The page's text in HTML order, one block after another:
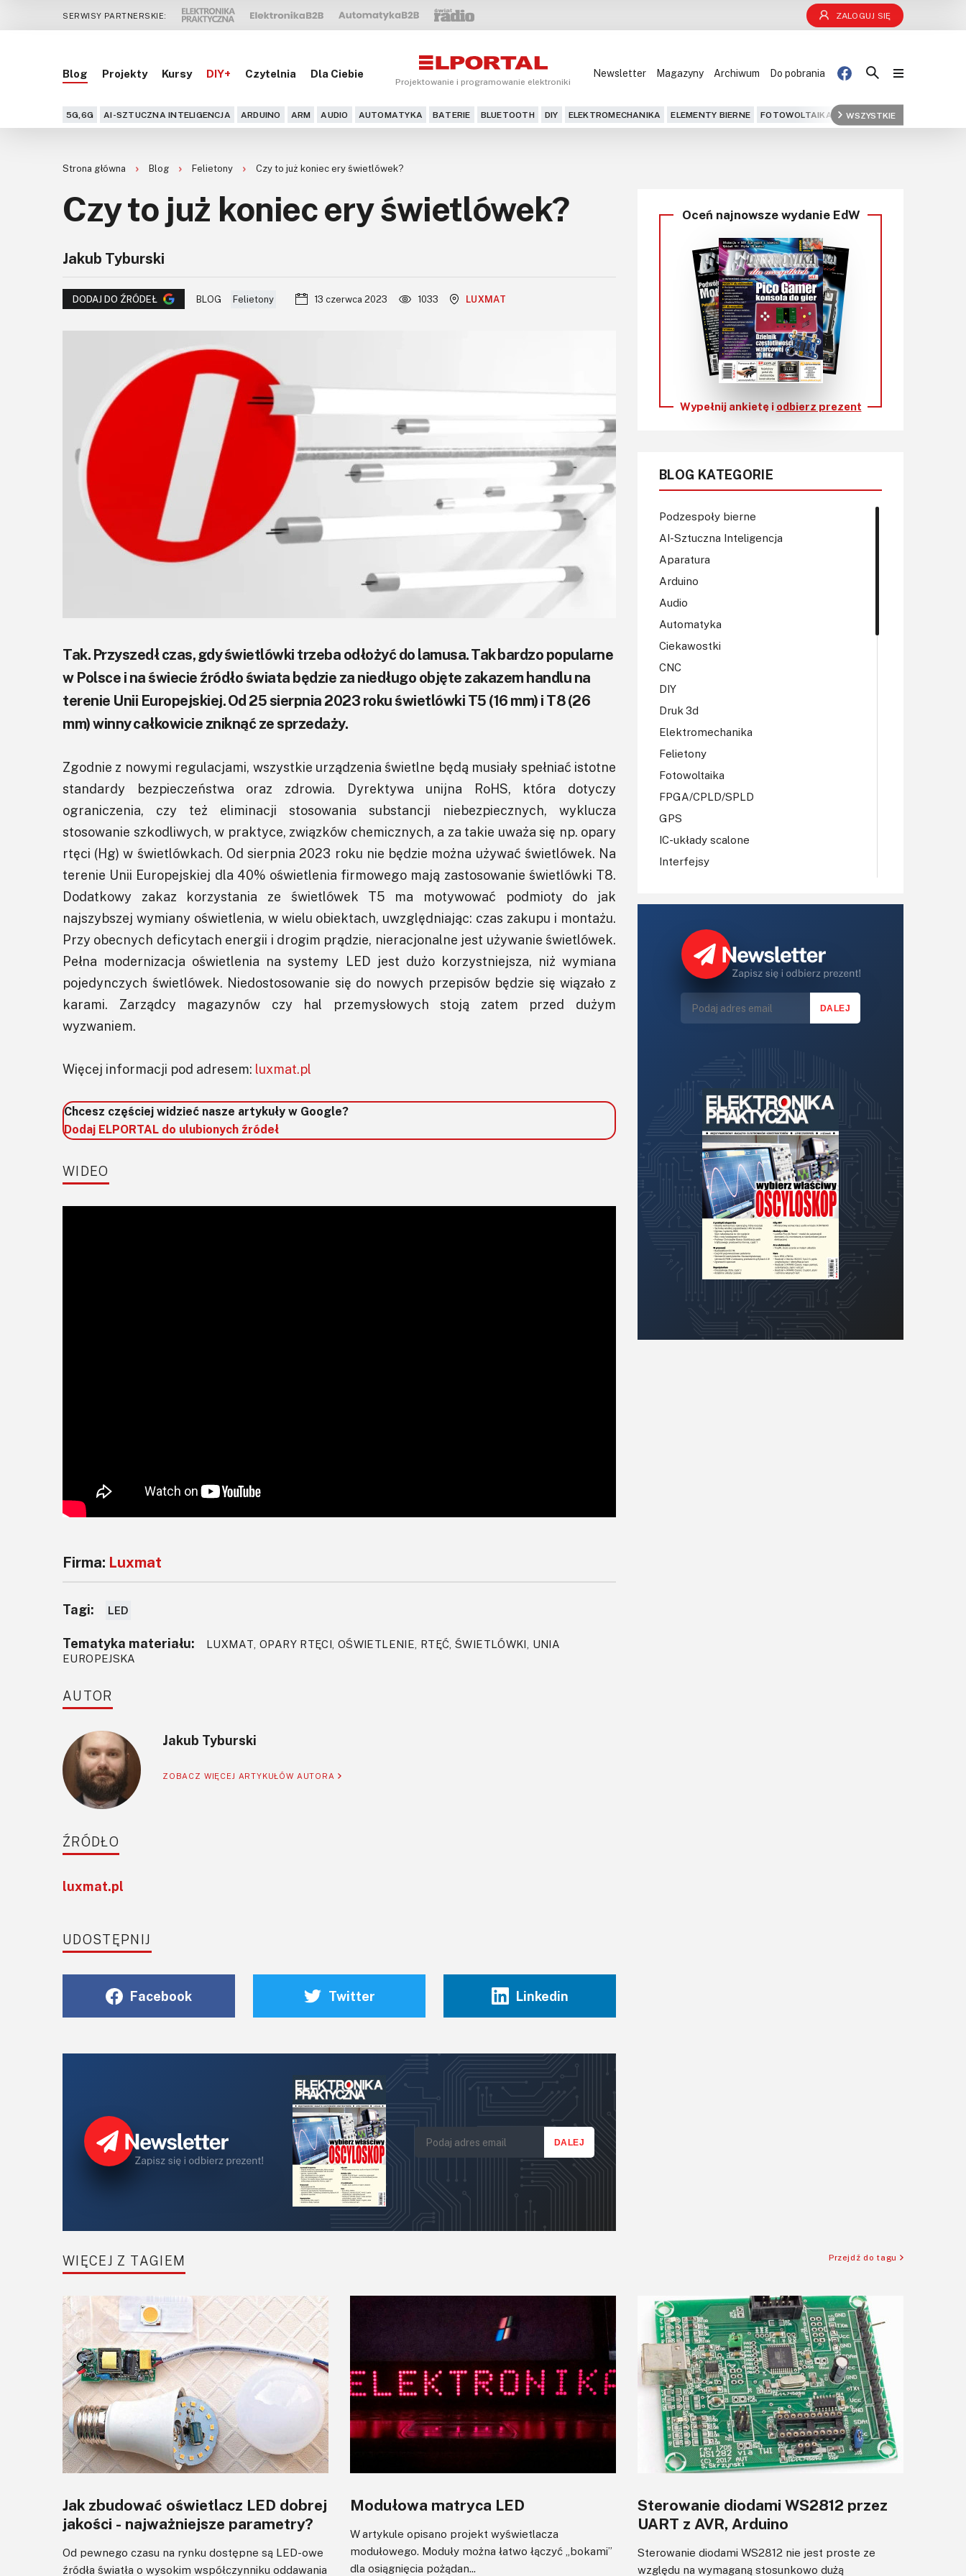
SERWISY PARTNERSKIE: ZALOGUJ SIĘ
Blog Projekty Kursy DIY+ Czytelnia Dla Ciebie
Projektowanie i programowanie elektroniki
Newsletter Magazyny Archiwum Do pobrania
5G,6G AI-SZTUCZNA INTELIGENCJA ARDUINO ARM AUDIO AUTOMATYKA BATERIE BLUETOOTH DIY ELEKTROMECHANIKA ELEMENTY BIERNE FOTOWOLTAIKA FPGA GPS
WSZYSTKIE
Blog
DIY+
Czytelnia
Dla Ciebie
KITy AVT
Kontakt
Do pobrania
Strona główna Blog Felietony Czy to już koniec ery świetlówek?
Czy to już koniec ery świetlówek?
Jakub Tyburski
DODAJ DO ŹRÓDEŁ BLOG Felietony 13 czerwca 2023 1033 LUXMAT
Tak. Przyszedł czas, gdy świetlówki trzeba odłożyć do lamusa. Tak bardzo popularne
w Polsce i na świecie źródło świata będzie za niedługo objęte zakazem handlu na
terenie Unii Europejskiej. Od 25 sierpnia 2023 roku świetlówki T5 (16 mm) i T8 (26
mm) winny całkowicie zniknąć ze sprzedaży.
Zgodnie z nowymi regulacjami, wszystkie urządzenia świetlne będą musiały spełniać istotne
standardy bezpieczeństwa oraz zdrowia. Dyrektywa unijna RoHS, która dotyczy
ograniczenia, czy też eliminacji stosowania substancji niebezpiecznych, wyklucza
stosowanie szkodliwych, w praktyce, związków chemicznych, a za takie uważa się np. opary
rtęci (Hg) w świetlówkach. Od sierpnia 2023 roku nie będzie można używać świetlówek. Na
terenie Unii Europejskiej dla 40% oświetlenia firmowego mają zastosowanie świetlówki T8.
Dodatkowy zakaz korzystania ze świetlówek T5 ma motywować podmioty do jak
najszybszej wymiany oświetlenia, w wielu obiektach, uwzględniając: czas zakupu i montażu.
Przy obecnych deficytach energii i drogim prądzie, nieracjonalne jest używanie świetlówek.
Pełna modernizacja oświetlenia na systemy LED jest dużo korzystniejsza, niż wymiana
pojedynczych świetlówek. Niedostosowanie się do nowych przepisów będzie się wiązało z
karami. Zarządcy magazynów czy hal przemysłowych stoją zatem przed dużym
wyzwaniem.
Więcej informacji pod adresem: luxmat.pl
Chcesz częściej widzieć nasze artykuły w Google?
Dodaj ELPORTAL do ulubionych źródeł
WIDEO
Firma: Luxmat
Tagi: LED
Tematyka materiału:
LUXMAT, OPARY RTĘCI, OŚWIETLENIE, RTĘĆ, ŚWIETLÓWKI, UNIA
EUROPEJSKA
AUTOR
Jakub Tyburski
ZOBACZ WIĘCEJ ARTYKUŁÓW AUTORA
ŹRÓDŁO
luxmat.pl
UDOSTĘPNIJ
Facebook Twitter Linkedin
Oceń najnowsze wydanie EdW
Wypełnij ankietę i odbierz prezent
BLOG KATEGORIE
Podzespoły bierne
AI-Sztuczna Inteligencja
Aparatura
Arduino
Audio
Automatyka
Ciekawostki
CNC
DIY
Druk 3d
Elektromechanika
Felietony
Fotowoltaika
FPGA/CPLD/SPLD
GPS
IC-układy scalone
Interfejsy
Koła Naukowe
Książki
Lasery
LED/LCD/OLED
Mechatronika
Narzędzia
Optoelektronika
PCB/Montaż
Podstawy elektroniki
Podzespoły bierne
Półprzewodniki
Pomiary i testy
Projektowanie
Raspberry Pi
WIĘCEJ Z TAGIEM Przejdź do tagu
Jak zbudować oświetlacz LED dobrej
jakości - najważniejsze parametry?
Od pewnego czasu na rynku dostępne są LED-owe
źródła światła o wysokim współczynniku oddawania
Modułowa matryca LED
W artykule opisano projekt wyświetlacza
modułowego. Moduły można łatwo łączyć „bokami”
dla osiągnięcia pożądan...
Sterowanie diodami WS2812 przez
UART z AVR, Arduino
Sterowanie diodami WS2812 nie jest proste ze
względu na wymaganą stosunkowo dużą